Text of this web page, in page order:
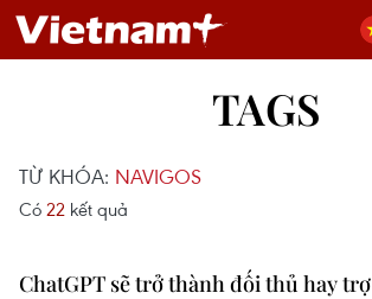
TAGS
TỪ KHÓA: NAVIGOS
Có 22 kết quả
ChatGPT sẽ trở thành đối thủ hay trợ